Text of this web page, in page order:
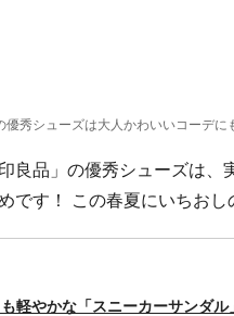
秀シューズは大人かわいいコーデに
良品」の優秀シューズは、
です！ この春夏にいちお
軽やかな「スニーカーサンダル